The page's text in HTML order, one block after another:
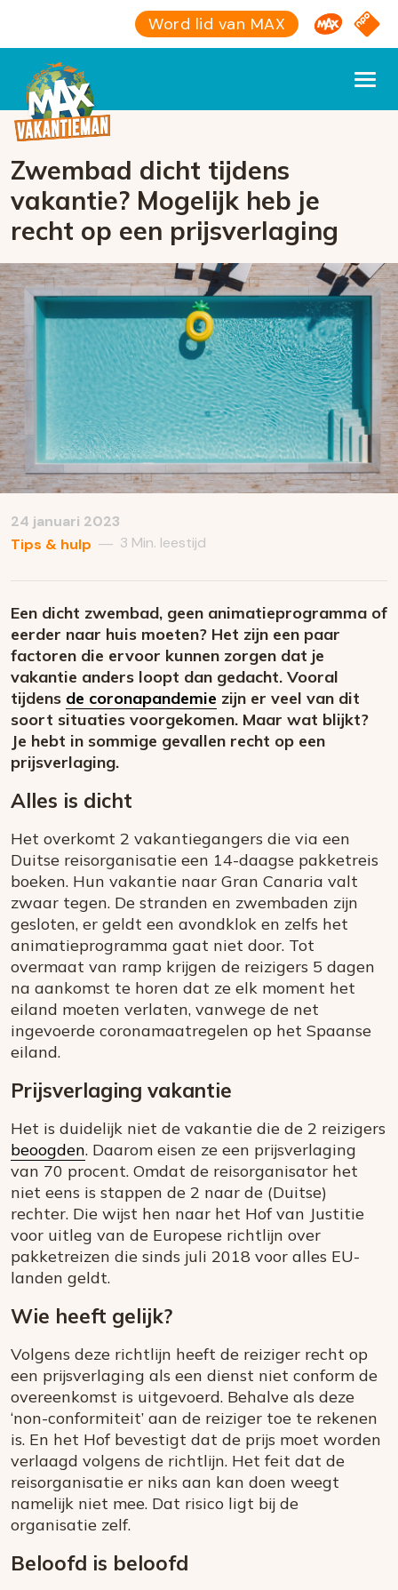
Word lid van MAX Omroep
NPO
Zwembad dicht tijdens
vakantie? Mogelijk heb je
recht op een prijsverlaging
24 januari 2023
Tips & hulp — 3 Min. leestijd
Een dicht zwembad, geen animatieprogramma of
eerder naar huis moeten? Het zijn een paar
factoren die ervoor kunnen zorgen dat je
vakantie anders loopt dan gedacht. Vooral
tijdens de coronapandemie zijn er veel van dit
soort situaties voorgekomen. Maar wat blijkt?
Je hebt in sommige gevallen recht op een
prijsverlaging.
Alles is dicht
Het overkomt 2 vakantiegangers die via een
Duitse reisorganisatie een 14-daagse pakketreis
boeken. Hun vakantie naar Gran Canaria valt
zwaar tegen. De stranden en zwembaden zijn
gesloten, er geldt een avondklok en zelfs het
animatieprogramma gaat niet door. Tot
overmaat van ramp krijgen de reizigers 5 dagen
na aankomst te horen dat ze elk moment het
eiland moeten verlaten, vanwege de net
ingevoerde coronamaatregelen op het Spaanse
eiland.
Prijsverlaging vakantie
Het is duidelijk niet de vakantie die de 2 reizigers
beoogden. Daarom eisen ze een prijsverlaging
van 70 procent. Omdat de reisorganisator het
niet eens is stappen de 2 naar de (Duitse)
rechter. Die wijst hen naar het Hof van Justitie
voor uitleg van de Europese richtlijn over
pakketreizen die sinds juli 2018 voor alles EU-
landen geldt.
Wie heeft gelijk?
Volgens deze richtlijn heeft de reiziger recht op
een prijsverlaging als een dienst niet conform de
overeenkomst is uitgevoerd. Behalve als deze
‘non-conformiteit’ aan de reiziger toe te rekenen
is. En het Hof bevestigt dat de prijs moet worden
verlaagd volgens de richtlijn. Het feit dat de
reisorganisatie er niks aan kan doen weegt
namelijk niet mee. Dat risico ligt bij de
organisatie zelf.
Beloofd is beloofd